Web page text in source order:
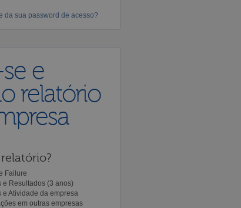
da sua password de acesso?
e
relatório
Failure
e Resultados (3 anos)
e Atividade da empresa
em outras empresas